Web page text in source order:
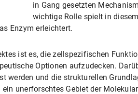
in Gang gesetzten
wichtige Rolle spielt in
Enzym erleichtert.
ist es, die zellspezifischen
Optionen aufzudecken.
werden und die strukturellen
unerforschtes Gebiet der